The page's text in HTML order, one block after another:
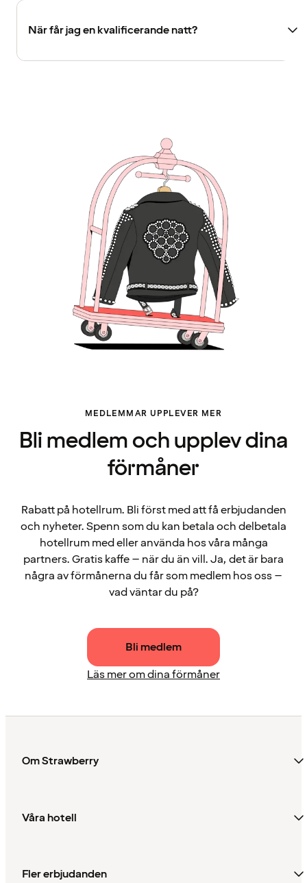
När får jag en kvalificerande natt?
MEDLEMMAR UPPLEVER MER
Bli medlem och upplev dina
förmåner
Rabatt på hotellrum. Bli först med att få erbjudanden
och nyheter. Spenn som du kan betala och delbetala
hotellrum med eller använda hos våra många
partners. Gratis kaffe – när du än vill. Ja, det är bara
några av förmånerna du får som medlem hos oss –
vad väntar du på?
Bli medlem
Läs mer om dina förmåner
Om Strawberry
Våra hotell
Fler erbjudanden